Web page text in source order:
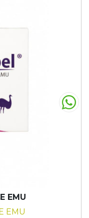
EMU
EMU